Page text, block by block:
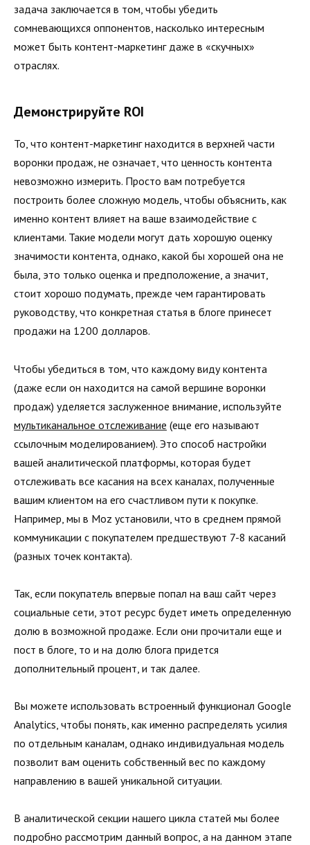
задача заключается в том, чтобы убедить
сомневающихся оппонентов, насколько интересным
может быть контент-маркетинг даже в «скучных»
отраслях.
Демонстрируйте ROI
То, что контент-маркетинг находится в верхней части
воронки продаж, не означает, что ценность контента
невозможно измерить. Просто вам потребуется
построить более сложную модель, чтобы объяснить, как
именно контент влияет на ваше взаимодействие с
клиентами. Такие модели могут дать хорошую оценку
значимости контента, однако, какой бы хорошей она не
была, это только оценка и предположение, а значит,
стоит хорошо подумать, прежде чем гарантировать
руководству, что конкретная статья в блоге принесет
продажи на 1200 долларов.
Чтобы убедиться в том, что каждому виду контента
(даже если он находится на самой вершине воронки
продаж) уделяется заслуженное внимание, используйте
мультиканальное отслеживание (еще его называют
ссылочным моделированием). Это способ настройки
вашей аналитической платформы, которая будет
отслеживать все касания на всех каналах, полученные
вашим клиентом на его счастливом пути к покупке.
Например, мы в Moz установили, что в среднем прямой
коммуникации с покупателем предшествуют 7-8 касаний
(разных точек контакта).
Так, если покупатель впервые попал на ваш сайт через
социальные сети, этот ресурс будет иметь определенную
долю в возможной продаже. Если они прочитали еще и
пост в блоге, то и на долю блога придется
дополнительный процент, и так далее.
Вы можете использовать встроенный функционал Google
Analytics, чтобы понять, как именно распределять усилия
по отдельным каналам, однако индивидуальная модель
позволит вам оценить собственный вес по каждому
направлению в вашей уникальной ситуации.
В аналитической секции нашего цикла статей мы более
подробно рассмотрим данный вопрос, а на данном этапе